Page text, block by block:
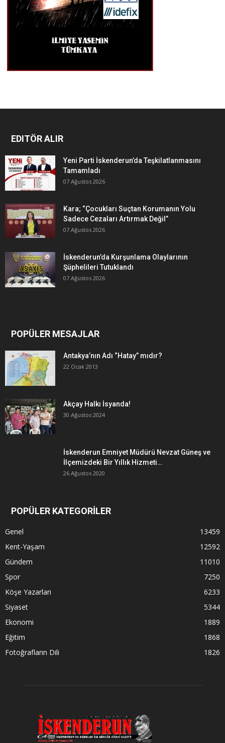
EDITÖR ALIR
Yeni Parti İskenderun’da Teşkilatlanmasını
Tamamladı
07 Ağustos 2026
Kara; “Çocukları Suçtan Korumanın Yolu
Sadece Cezaları Artırmak Değil”
07 Ağustos 2026
İskenderun’da Kurşunlama Olaylarının
Şüphelileri Tutuklandı
07 Ağustos 2026
POPÜLER MESAJLAR
Antakya’nın Adı “Hatay” mıdır?
22 Ocak 2013
Akçay Halkı İsyanda!
30 Ağustos 2024
İskenderun Emniyet Müdürü Nevzat Güneş ve
İlçemizdeki Bir Yıllık Hizmeti…
26 Ağustos 2020
POPÜLER KATEGORİLER
Genel
13459
Kent-Yaşam
12592
Gündem
11010
Spor
7250
Köşe Yazarları
6233
Siyaset
5344
Ekonomi
1889
Eğitim
1868
Fotoğrafların Dili
1826